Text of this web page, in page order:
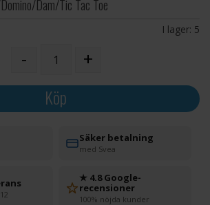
Dam/Tic Tac Toe
I lager: 5
- +
Köp
Säker betalning
med Svea
★ 4.8 Google-
recensioner
100% nöjda kunder